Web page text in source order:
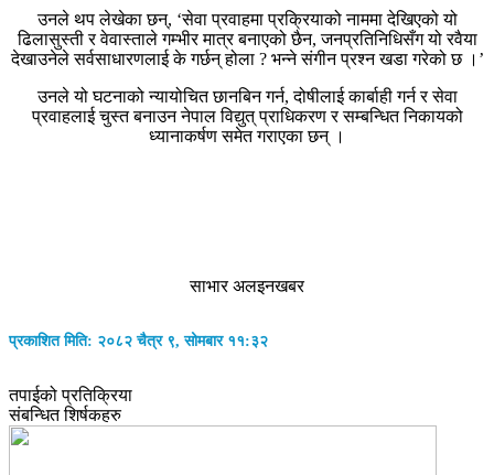
उनले थप लेखेका छन्, ‘सेवा प्रवाहमा प्रक्रियाको नाममा देखिएको यो
ढिलासुस्ती र वेवास्ताले गम्भीर मात्र बनाएको छैन, जनप्रतिनिधिसँग यो रवैया
देखाउनेले सर्वसाधारणलाई के गर्छन् होला ? भन्ने संगीन प्रश्न खडा गरेको छ ।’
उनले यो घटनाको न्यायोचित छानबिन गर्न, दोषीलाई कार्बाही गर्न र सेवा
प्रवाहलाई चुस्त बनाउन नेपाल विद्युत् प्राधिकरण र सम्बन्धित निकायको
ध्यानाकर्षण समेत गराएका छन् ।
साभार अलइनखबर
प्रकाशित मिति: २०८२ चैत्र ९, सोमबार ११:३२
तपाईको प्रतिक्रिया
संबन्धित शिर्षकहरु